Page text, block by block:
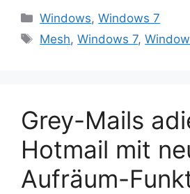
Kategorien
Windows,Windows 7
Schlagwörter
Mesh,Windows 7,
Grey-Mails
Hotmail mit
Aufräum-